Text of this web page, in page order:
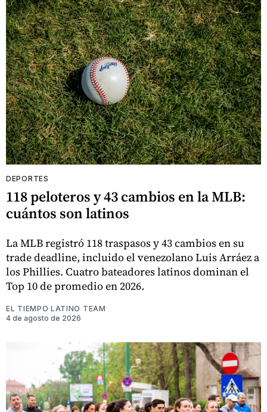
DEPORTES
118 peloteros y 43 cambios en la MLB:
cuántos son latinos
La MLB registró 118 traspasos y 43 cambios en su
trade deadline, incluido el venezolano Luis Arráez a
los Phillies. Cuatro bateadores latinos dominan el
Top 10 de promedio en 2026.
EL TIEMPO LATINO TEAM
4 de agosto de 2026